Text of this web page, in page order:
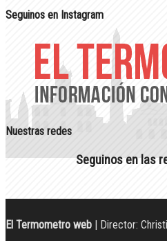
Seguinos en Instagram
Nuestras redes
Seguinos en las
El Termometro web | Director: